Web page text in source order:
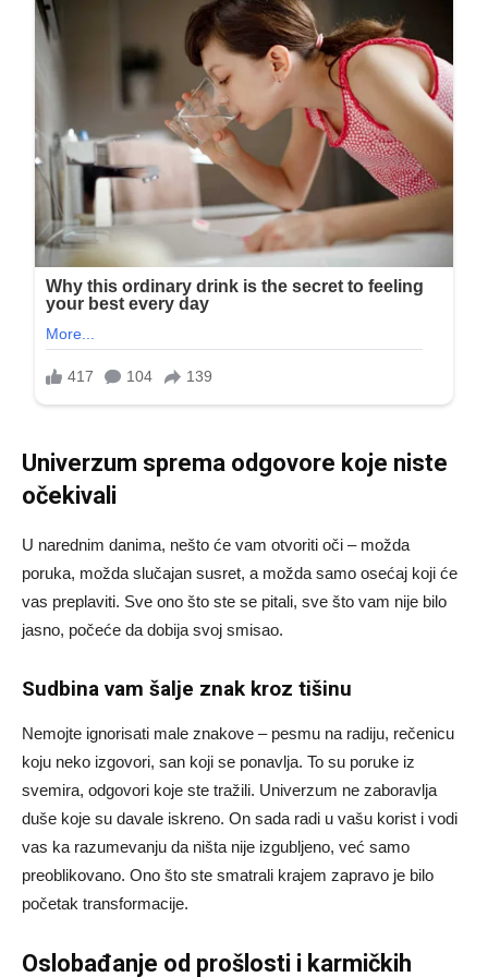
Univerzum sprema odgovore koje niste
očekivali
U narednim danima, nešto će vam otvoriti oči – možda
poruka, možda slučajan susret, a možda samo osećaj koji će
vas preplaviti. Sve ono što ste se pitali, sve što vam nije bilo
jasno, počeće da dobija svoj smisao.
Sudbina vam šalje znak kroz tišinu
Nemojte ignorisati male znakove – pesmu na radiju, rečenicu
koju neko izgovori, san koji se ponavlja. To su poruke iz
svemira, odgovori koje ste tražili. Univerzum ne zaboravlja
duše koje su davale iskreno. On sada radi u vašu korist i vodi
vas ka razumevanju da ništa nije izgubljeno, već samo
preoblikovano. Ono što ste smatrali krajem zapravo je bilo
početak transformacije.
Oslobađanje od prošlosti i karmičkih